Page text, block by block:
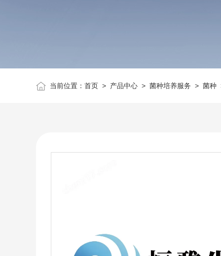
当前位置： 首页> 产品中心> 菌种培养服务 > 菌种